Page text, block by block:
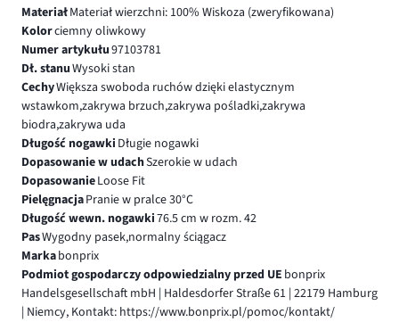
MateriałMateriał wierzchni: 100% Wiskoza (zweryfikowana)
Kolorciemny oliwkowy
Numer artykułu97103781
Dł. stanuWysoki stan
CechyWiększa swoboda ruchów dzięki elastycznym
wstawkom,zakrywa brzuch,zakrywa pośladki,zakrywa
biodra,zakrywa uda
Długość nogawki Długie nogawki
Dopasowanie w udachSzerokie w udach
DopasowanieLoose Fit
PielęgnacjaPranie w pralce 30°C
Długość wewn. nogawki76.5 cm w rozm. 42
PasWygodny pasek,normalny ściągacz
Markabonprix
Podmiot gospodarczy odpowiedzialny przed UE bonprix
Handelsgesellschaft mbH | Haldesdorfer Straße 61 | 22179 Hamburg
| Niemcy, Kontakt: https://www.bonprix.pl/pomoc/kontakt/